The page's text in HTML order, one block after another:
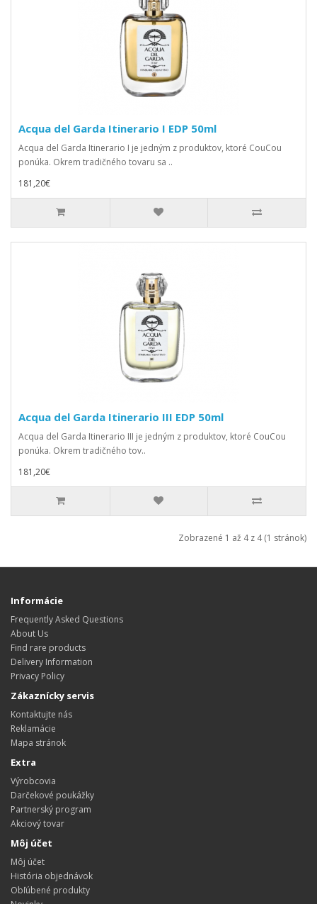
Acqua del Garda Itinerario I EDP 50ml
Acqua del Garda Itinerario I je jedným z produktov, ktoré CouCou
ponúka. Okrem tradičného tovaru sa ..
181,20€
Acqua del Garda Itinerario III EDP 50ml
Acqua del Garda Itinerario III je jedným z produktov, ktoré CouCou
ponúka. Okrem tradičného tov..
181,20€
Zobrazené 1 až 4 z 4 (1 stránok)
Informácie
Frequently Asked Questions
About Us
Find rare products
Delivery Information
Privacy Policy
Zákaznícky servis
Kontaktujte nás
Reklamácie
Mapa stránok
Extra
Výrobcovia
Darčekové poukážky
Partnerský program
Akciový tovar
Môj účet
Môj účet
História objednávok
Obľúbené produkty